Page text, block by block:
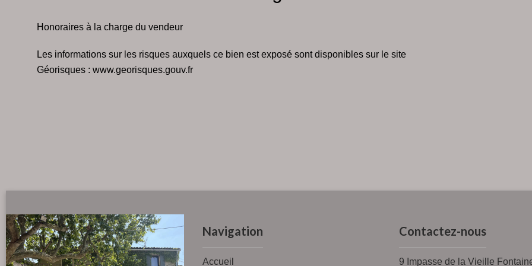
Honoraires à la charge du vendeur
Les informations sur les risques auxquels ce bien est exposé sont disponibles sur le site
Géorisques : www.georisques.gouv.fr
Navigation
Accueil
Contactez-nous
9 Impasse de la Vieille